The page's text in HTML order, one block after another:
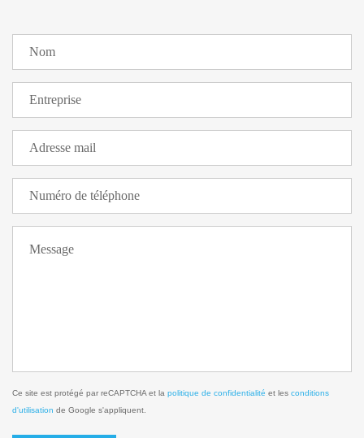
Ce site est protégé par reCAPTCHA et la politique de confidentialité et les conditions
d'utilisation de Google s'appliquent.